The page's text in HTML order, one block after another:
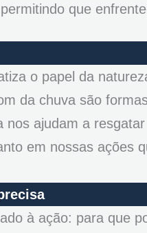
que
o papel da
da chuva são
nos ajudam a
em nossas ações
à ação: para que